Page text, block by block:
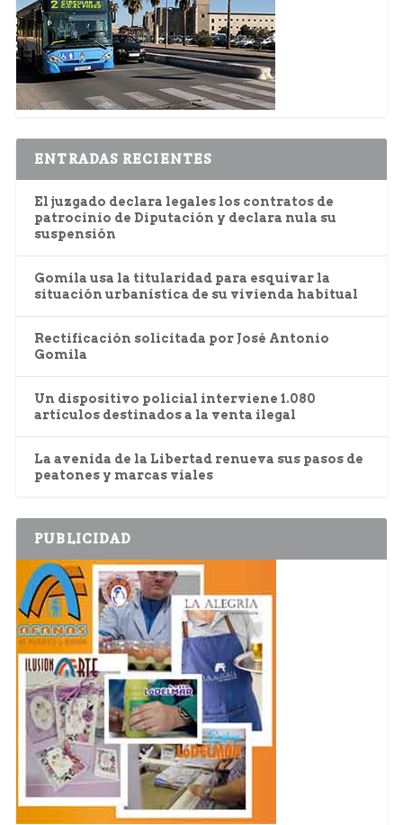
ENTRADAS RECIENTES
El juzgado declara legales los contratos de
patrocinio de Diputación y declara nula su
suspensión
Gomila usa la titularidad para esquivar la
situación urbanística de su vivienda habitual
Rectificación solicitada por José Antonio
Gomila
Un dispositivo policial interviene 1.080
artículos destinados a la venta ilegal
La avenida de la Libertad renueva sus pasos de
peatones y marcas viales
PUBLICIDAD